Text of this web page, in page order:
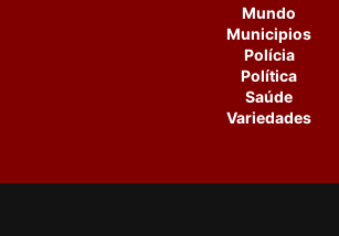
Mundo
Municipios
Polícia
Política
Saúde
Variedades